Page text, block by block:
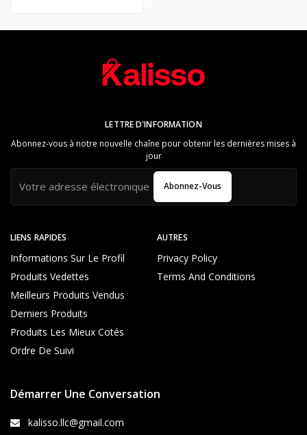
LIENS RAPIDES
Informations Sur Le Profil
Produits Vedettes
Meilleurs Produits Vendus
Derniers Produits
Produits Les Mieux Cotés
Ordre De Suivi
AUTRES
Privacy Policy
Terms And Conditions
LETTRE D'INFORMATION
Abonnez-vous à notre nouvelle chaîne pour obtenir les dernières mises à
jour
Abonnez-Vous
Démarrer Une Conversation
kalisso.llc@gmail.com